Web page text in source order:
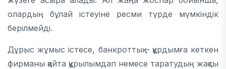
олардың бұлай істеуіне ресми түрде мүмкіндік
берілмейді.
Дұрыс жұмыс істесе, банкроттық – құрдымға кеткен
фирманы қайта құрылымдап немесе таратудың жақсы